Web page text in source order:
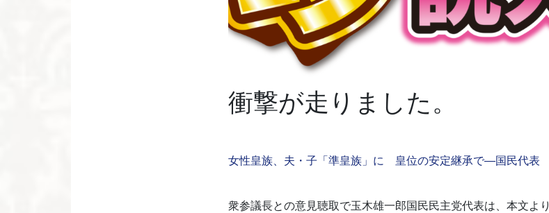
衝撃が走りました。
女性皇族、夫・子「準皇族」に 皇位の安定継承で―国民代表
衆参議長との意見聴取で玉木雄一郎国民民主党代表は、本文より